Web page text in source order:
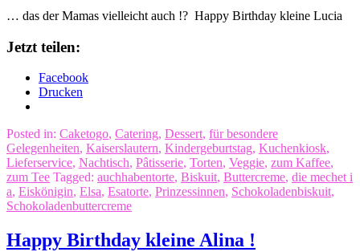
… das der Mamas vielleicht auch !? Happy Birthday kleine Lucia
Jetzt teilen:
Facebook
Drucken
Posted in: Caketogo, Catering, Dessert, für besondere
Gelegenheiten, Kaiserslautern, Kindergeburtstag, Kuchenkiosk,
Lieferservice, Nachtisch, Pâtisserie, Torten, Veggie, zum Kaffee,
zum Tee Tagged: auchhabentorte, Biskuit, Buttercreme, die mechet i
a, Eiskönigin, Elsa, Esatorte, Prinzessinnen, Schokoladenbiskuit,
Schokoladenbuttercreme
Happy Birthday kleine Alina !